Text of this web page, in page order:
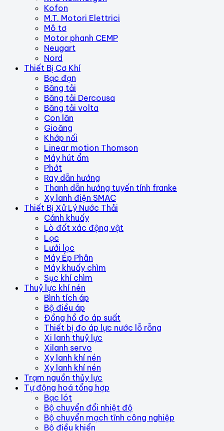
Kofon
M.T. Motori Elettrici
Mô tơ
Motor phanh CEMP
Neugart
Nord
Thiết Bị Cơ Khí
Bạc đạn
Băng tải
Băng tải Dercousa
Băng tải volta
Con lăn
Gioăng
Khớp nối
Linear motion Thomson
Máy hút ẩm
Phớt
Ray dẫn hướng
Thanh dẫn hướng tuyến tính franke
Xy lanh điện SMAC
Thiết Bị Xử Lý Nước Thải
Cánh khuấy
Lò đốt xác động vật
Lọc
Lưới lọc
Máy Ép Phân
Máy khuấy chìm
Sục khí chìm
Thuỷ lực khí nén
Bình tích áp
Bộ điều áp
Đồng hồ đo áp suất
Thiết bị đo áp lực nước lỗ rỗng
Xi lanh thuỷ lực
Xilanh servo
Xy lanh khí nén
Xy lanh khí nén
Trạm nguồn thủy lực
Tự động hoá tổng hợp
Bạc lót
Bộ chuyển đổi nhiệt độ
Bộ chuyển mạch tĩnh công nghiệp
Bộ điều khiển